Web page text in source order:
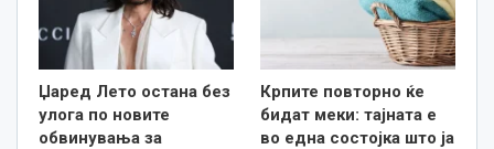
Џаред Лето остана без
улога по новите
обвинувања за
Крпите повторно ќе
бидат меки: тајната е
во една состојка што ја